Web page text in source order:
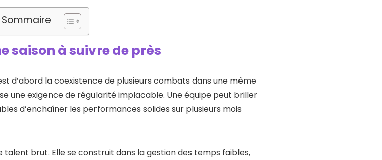
Sommaire
saison à suivre de près
d’abord la coexistence de plusieurs combats dans une même
une exigence de régularité implacable. Une équipe peut briller
d’enchaîner les performances solides sur plusieurs mois
brut. Elle se construit dans la gestion des temps faibles,